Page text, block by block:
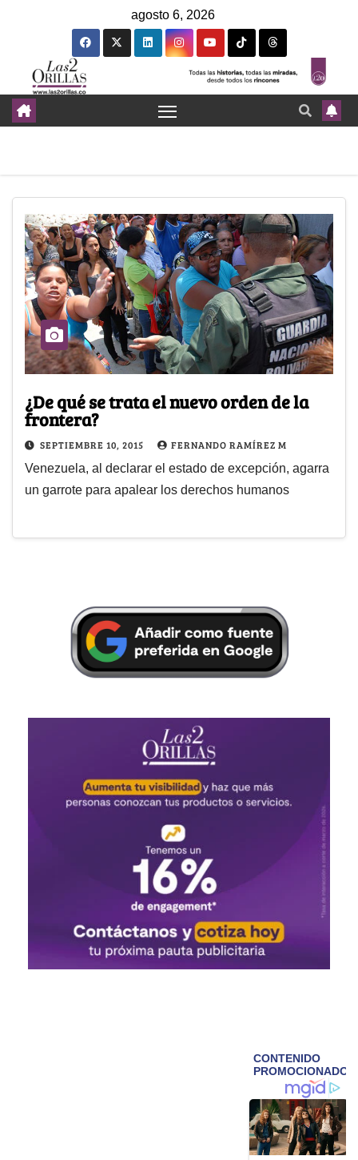
agosto 6, 2026
¿De qué se trata el nuevo orden de la
frontera?
SEPTIEMBRE 10, 2015 FERNANDO RAMÍREZ M
Venezuela, al declarar el estado de excepción, agarra
un garrote para apalear los derechos humanos